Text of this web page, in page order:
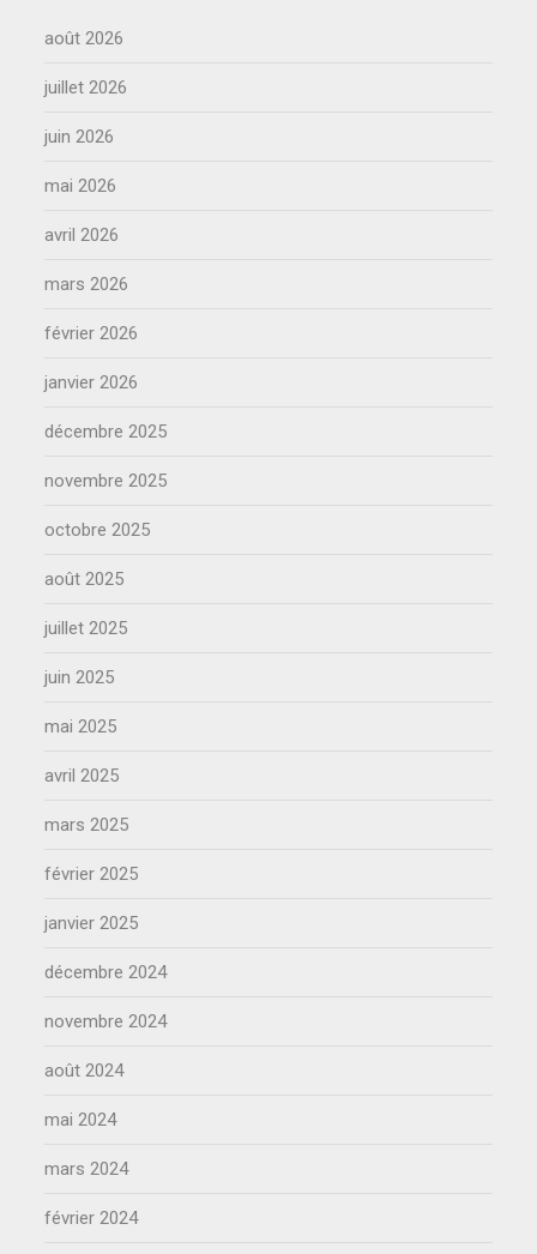
août 2026
juillet 2026
juin 2026
mai 2026
avril 2026
mars 2026
février 2026
janvier 2026
décembre 2025
novembre 2025
octobre 2025
août 2025
juillet 2025
juin 2025
mai 2025
avril 2025
mars 2025
février 2025
janvier 2025
décembre 2024
novembre 2024
août 2024
mai 2024
mars 2024
février 2024